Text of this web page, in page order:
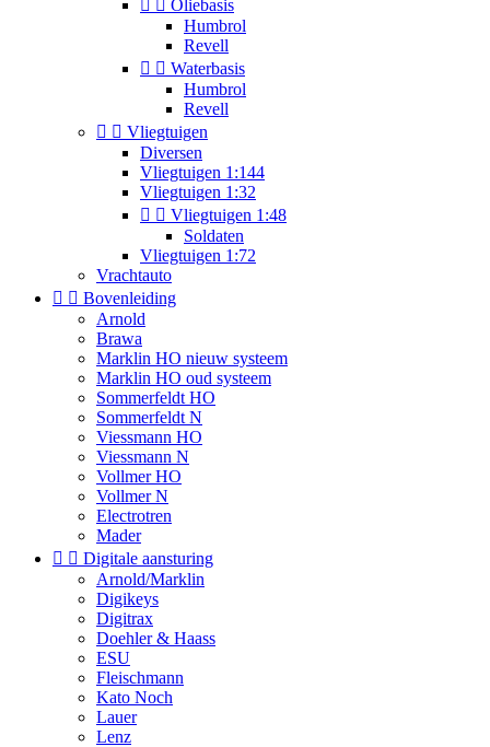
Oliebasis
Humbrol
Revell
  Waterbasis
Humbrol
Revell
  Vliegtuigen
Diversen
Vliegtuigen 1:144
Vliegtuigen 1:32
  Vliegtuigen 1:48
Soldaten
Vliegtuigen 1:72
Vrachtauto
  Bovenleiding
Arnold
Brawa
Marklin HO nieuw systeem
Marklin HO oud systeem
Sommerfeldt HO
Sommerfeldt N
Viessmann HO
Viessmann N
Vollmer HO
Vollmer N
Electrotren
Mader
  Digitale aansturing
Arnold/Marklin
Digikeys
Digitrax
Doehler & Haass
ESU
Fleischmann
Kato Noch
Lauer
Lenz